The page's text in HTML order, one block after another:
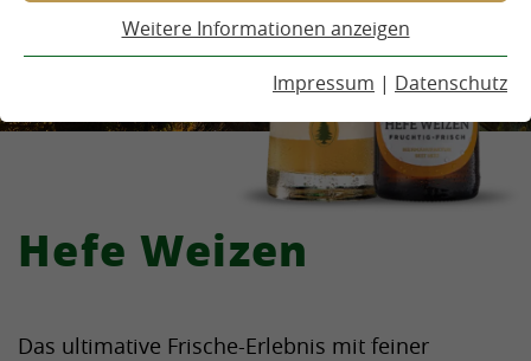
Weitere Informationen anzeigen
Impressum | Datenschutz
Hefe Weizen
Das ultimative Frische-Erlebnis mit feiner